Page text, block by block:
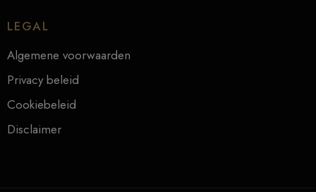
LEGAL
Algemene voorwaarden
Privacy beleid
Cookiebeleid
Disclaimer